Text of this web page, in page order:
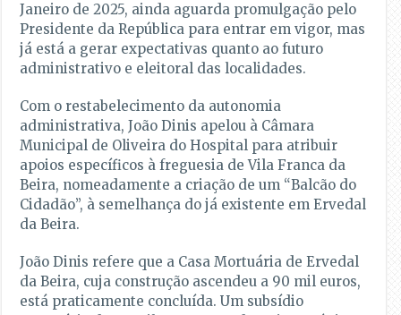
Janeiro de 2025, ainda aguarda promulgação pelo
Presidente da República para entrar em vigor, mas
já está a gerar expectativas quanto ao futuro
administrativo e eleitoral das localidades.
Com o restabelecimento da autonomia
administrativa, João Dinis apelou à Câmara
Municipal de Oliveira do Hospital para atribuir
apoios específicos à freguesia de Vila Franca da
Beira, nomeadamente a criação de um “Balcão do
Cidadão”, à semelhança do já existente em Ervedal
da Beira.
João Dinis refere que a Casa Mortuária de Ervedal
da Beira, cuja construção ascendeu a 90 mil euros,
está praticamente concluída. Um subsídio